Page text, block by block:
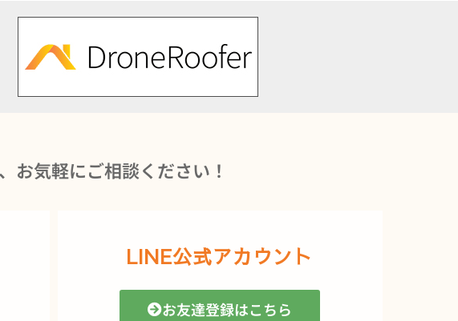
お気軽にご相談ください！
LINE公式アカウント
お友達登録はこちら